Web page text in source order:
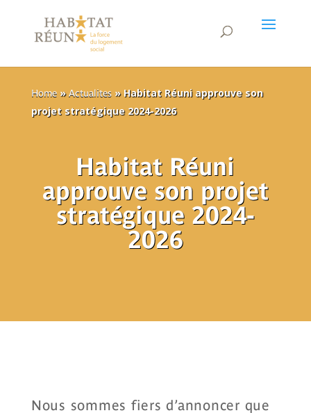
Home»Actualites» Habitat Réuni approuve son
projet stratégique 2024-2026
Habitat Réuni
approuve son projet
stratégique 2024-
2026
Nous sommes fiers d’annoncer que